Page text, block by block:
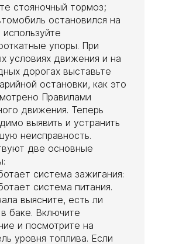
стояночный тормоз;
остановился на
используйте
упоры. При
условиях движения и на
дорогах выставьте
остановки, как это
Правилами
движения. Теперь
выявить и устранить
неисправность.
две основные
система зажигания:
система питания.
выясните, есть ли
баке. Включите
и посмотрите на
уровня топлива. Если